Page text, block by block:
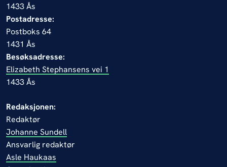
1433 Ås
Postadresse:
Postboks 64
1431 Ås
Besøksadresse:
Elizabeth Stephansens vei 1
1433 Ås
Redaksjonen:
Redaktør
Johanne Sundell
Ansvarlig redaktør
Asle Haukaas